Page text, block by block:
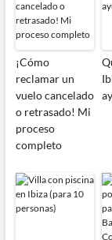
¡Cómo
reclamar un
vuelo cancelado
o retrasado! Mi
proceso
completo